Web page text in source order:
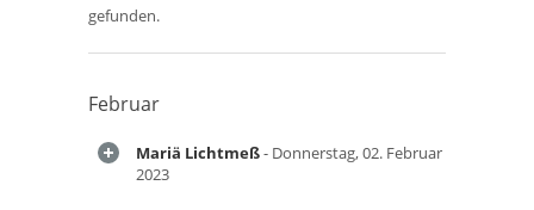
gefunden.
Februar
Mariä Lichtmeß- Donnerstag, 02. Februar
2023